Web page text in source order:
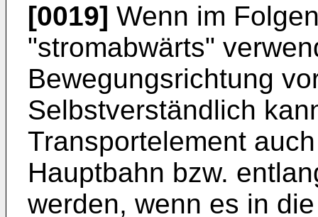
[0019] Wenn im
"stromabwärts"
Bewegungsrichtung
Selbstverständlich
Transportelement
Hauptbahn bzw.
werden, wenn es in